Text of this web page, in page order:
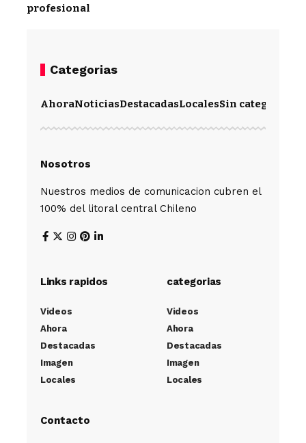
profesional
Categorias
AhoraNoticiasDestacadasLocalesSin categoría
Nosotros
Nuestros medios de comunicacion cubren el
100% del litoral central Chileno
Links rapidos
Videos
Ahora
Destacadas
Imagen
Locales
categorias
Videos
Ahora
Destacadas
Imagen
Locales
Contacto